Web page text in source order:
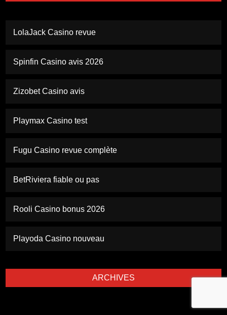
LolaJack Casino revue
Spinfin Casino avis 2026
Zizobet Casino avis
Playmax Casino test
Fugu Casino revue complète
BetRiviera fiable ou pas
Rooli Casino bonus 2026
Playoda Casino nouveau
ARCHIVES